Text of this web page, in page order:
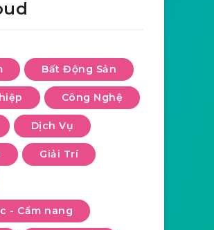
Bất Động Sản
Công Nghệ
Dịch Vụ
Giải Trí
- Cẩm nang